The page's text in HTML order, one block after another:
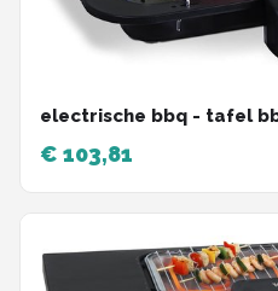
electrische bbq - tafel
€ 103,81